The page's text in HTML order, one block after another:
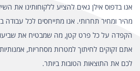
אנו בדפוס אילן גאים להציע ללקוחותינו את
מהיר ומחיר תחרותי. אנו מתייחסים לכל עבודה
הקפדה על כל פרט קטן, מה שמבטיח את
אתם זקוקים לחיתוך למטרות מסחריות,
לכם את התוצאות הטובות ביותר.